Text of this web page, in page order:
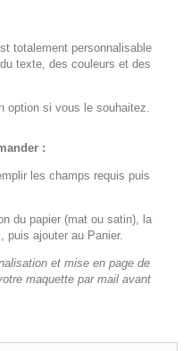
totalement personnalisable
texte, des couleurs et des
option si vous le souhaitez.
:
les champs requis puis
du papier (mat ou satin), la
puis ajouter au Panier.
et mise en page de
maquette par mail avant